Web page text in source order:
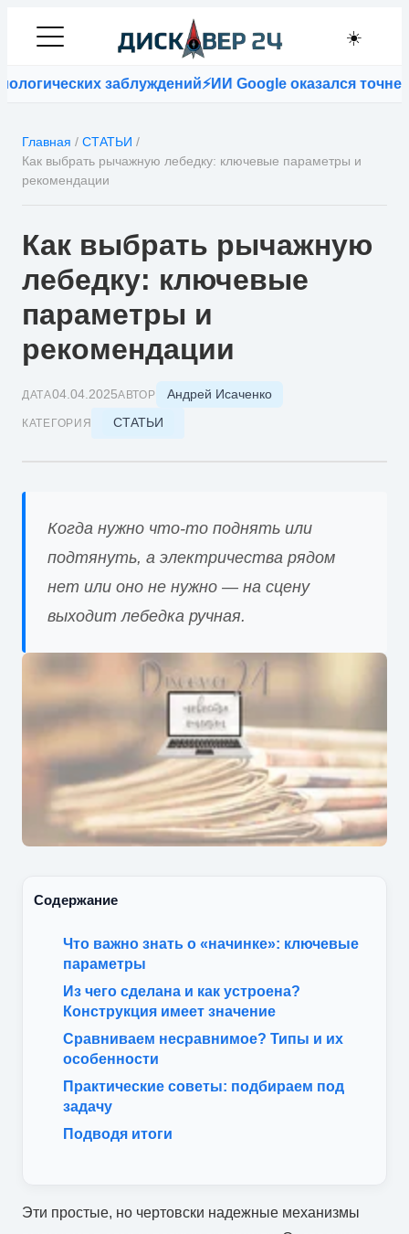
☀️
заблуждений⚡ИИ Google оказался точнее
Главная / СТАТЬИ /
Как выбрать рычажную лебедку: ключевые параметры и
рекомендации
Как выбрать рычажную
лебедку: ключевые
параметры и
рекомендации
ДАТА04.04.2025АВТОР Андрей Исаченко
КАТЕГОРИЯ СТАТЬИ
Когда нужно что-то поднять или
подтянуть, а электричества рядом
нет или оно не нужно — на сцену
выходит лебедка ручная.
Содержание
Что важно знать о «начинке»: ключевые
параметры
Из чего сделана и как устроена?
Конструкция имеет значение
Сравниваем несравнимое? Типы и их
особенности
Практические советы: подбираем под
задачу
Подводя итоги
Эти простые, но чертовски надежные механизмы